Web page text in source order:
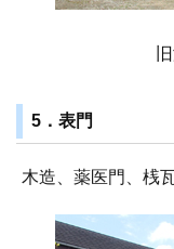
5．表門
木造、薬医門、桟